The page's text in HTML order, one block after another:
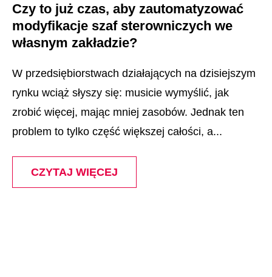
Czy to już czas, aby zautomatyzować
modyfikacje szaf sterowniczych we
własnym zakładzie?
W przedsiębiorstwach działających na dzisiejszym
rynku wciąż słyszy się: musicie wymyślić, jak
zrobić więcej, mając mniej zasobów. Jednak ten
problem to tylko część większej całości, a...
CZYTAJ WIĘCEJ